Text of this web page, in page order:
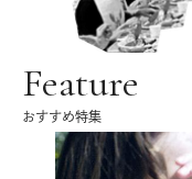
Feature
おすすめ特集